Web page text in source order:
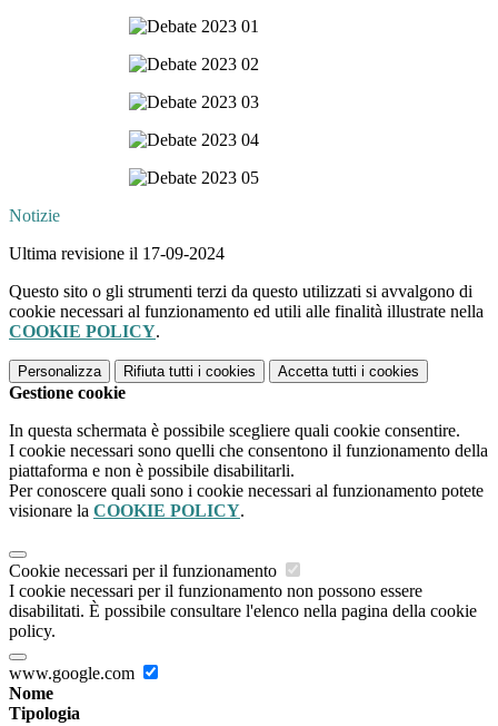
Notizie
Ultima revisione il 17-09-2024
Questo sito o gli strumenti terzi da questo utilizzati si avvalgono di
cookie necessari al funzionamento ed utili alle finalità illustrate nella
COOKIE POLICY.
Personalizza Rifiuta tutti i cookies Accetta tutti i cookies
Gestione cookie
In questa schermata è possibile scegliere quali cookie consentire.
I cookie necessari sono quelli che consentono il funzionamento della
piattaforma e non è possibile disabilitarli.
Per conoscere quali sono i cookie necessari al funzionamento potete
visionare la COOKIE POLICY.
Cookie necessari per il funzionamento
I cookie necessari per il funzionamento non possono essere
disabilitati. È possibile consultare l'elenco nella pagina della cookie
policy.
www.google.com
Nome
Tipologia